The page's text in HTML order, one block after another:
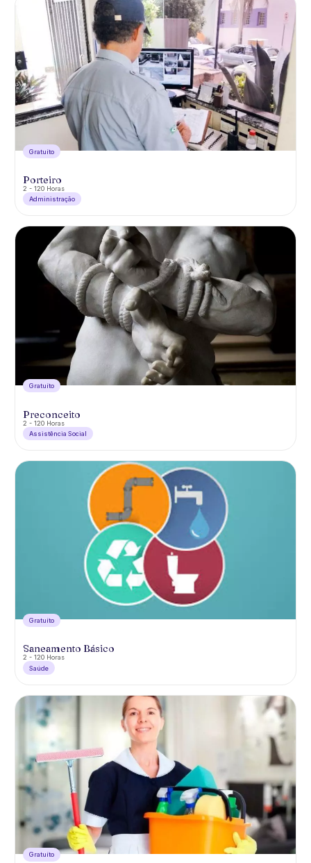
Gratuíto
Porteiro
2 - 120 Horas
Administração
Gratuíto
Preconceito
2 - 120 Horas
Assistência Social
Gratuíto
Saneamento Básico
2 - 120 Horas
Saúde
Gratuíto